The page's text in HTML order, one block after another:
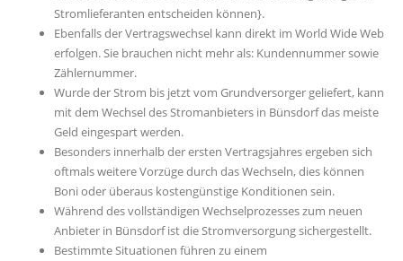
Stromlieferanten entscheiden können}.
Ebenfalls der Vertragswechsel kann direkt im World Wide Web
erfolgen. Sie brauchen nicht mehr als: Kundennummer sowie
Zählernummer.
Wurde der Strom bis jetzt vom Grundversorger geliefert, kann
mit dem Wechsel des Stromanbieters in Bünsdorf das meiste
Geld eingespart werden.
Besonders innerhalb der ersten Vertragsjahres ergeben sich
oftmals weitere Vorzüge durch das Wechseln, dies können
Boni oder überaus kostengünstige Konditionen sein.
Während des vollständigen Wechselprozesses zum neuen
Anbieter in Bünsdorf ist die Stromversorgung sichergestellt.
Bestimmte Situationen führen zu einem